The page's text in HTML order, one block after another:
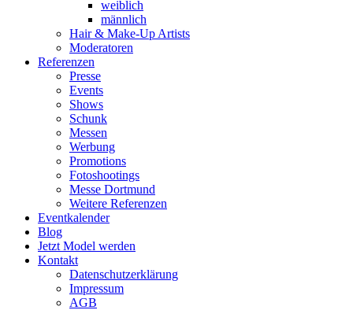
weiblich
männlich
Hair & Make-Up Artists
Moderatoren
Referenzen
Presse
Events
Shows
Schunk
Messen
Werbung
Promotions
Fotoshootings
Messe Dortmund
Weitere Referenzen
Eventkalender
Blog
Jetzt Model werden
Kontakt
Datenschutzerklärung
Impressum
AGB